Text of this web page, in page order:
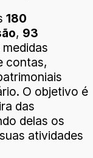
180
, 93
contas,
O objetivo é
das
delas os
atividades